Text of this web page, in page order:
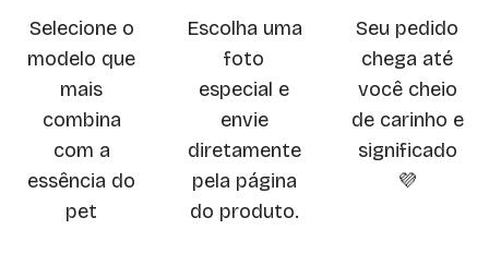
Selecione o
modelo que
mais
combina
com a
essência do
pet
Escolha uma
foto
especial e
envie
diretamente
pela página
do produto.
Seu pedido
chega até
você cheio
de carinho e
significado
💜